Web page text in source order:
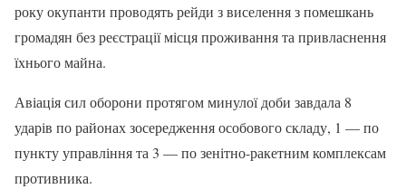
року окупанти проводять рейди з виселення з помешкань
громадян без реєстрації місця проживання та привласнення
їхнього майна.
Авіація сил оборони протягом минулої доби завдала 8
ударів по районах зосередження особового складу, 1 — по
пункту управління та 3 — по зенітно-ракетним комплексам
противника.